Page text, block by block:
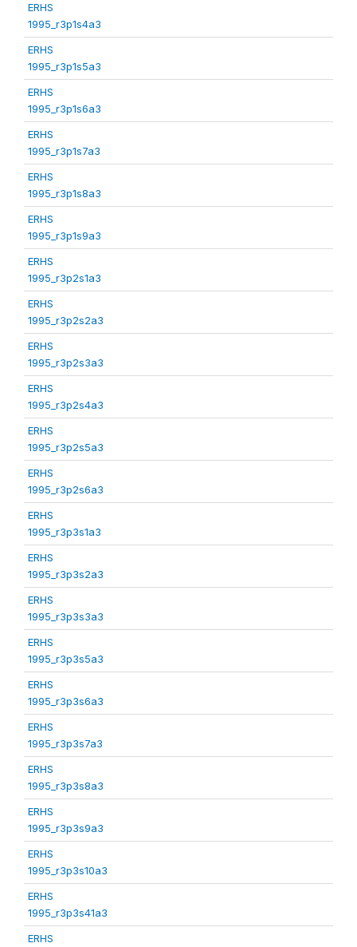
ERHS
1995_r3p1s4a3
ERHS
1995_r3p1s5a3
ERHS
1995_r3p1s6a3
ERHS
1995_r3p1s7a3
ERHS
1995_r3p1s8a3
ERHS
1995_r3p1s9a3
ERHS
1995_r3p2s1a3
ERHS
1995_r3p2s2a3
ERHS
1995_r3p2s3a3
ERHS
1995_r3p2s4a3
ERHS
1995_r3p2s5a3
ERHS
1995_r3p2s6a3
ERHS
1995_r3p3s1a3
ERHS
1995_r3p3s2a3
ERHS
1995_r3p3s3a3
ERHS
1995_r3p3s5a3
ERHS
1995_r3p3s6a3
ERHS
1995_r3p3s7a3
ERHS
1995_r3p3s8a3
ERHS
1995_r3p3s9a3
ERHS
1995_r3p3s10a3
ERHS
1995_r3p3s41a3
ERHS